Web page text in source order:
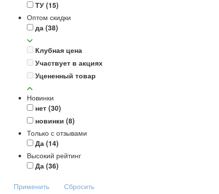
ТУ (15)
Оптом скидки
да (38)
Клубная цена
Участвует в акциях
Уцененный товар
Новинки
нет (30)
новинки (8)
Только с отзывами
Да (14)
Высокий рейтинг
Да (36)
Применить
Сбросить